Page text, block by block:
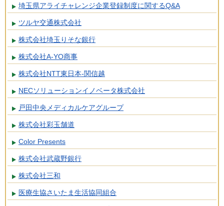
埼玉県アライチャレンジ企業登録制度に関するQ&A
ツルヤ交通株式会社
株式会社埼玉りそな銀行
株式会社A-YO商事
株式会社NTT東日本-関信越
NECソリューションイノベータ株式会社
戸田中央メディカルケアグループ
株式会社彩玉舗道
Color Presents
株式会社武蔵野銀行
株式会社三和
医療生協さいたま生活協同組合